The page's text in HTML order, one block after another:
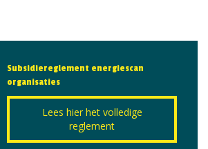
Subsidiereglement energiescan
organisaties
Lees hier het volledige
reglement